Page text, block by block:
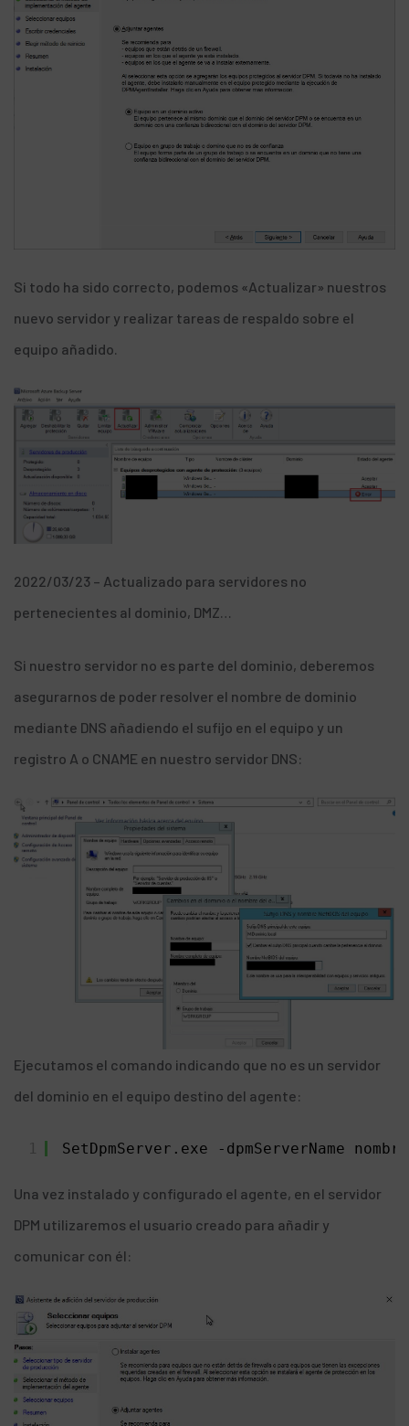
Si todo ha sido correcto, podemos «Actualizar» nuestros
nuevo servidor y realizar tareas de respaldo sobre el
equipo añadido.
2022/03/23 – Actualizado para servidores no
pertenecientes al dominio, DMZ…
Si nuestro servidor no es parte del dominio, deberemos
asegurarnos de poder resolver el nombre de dominio
mediante DNS añadiendo el sufijo en el equipo y un
registro A o CNAME en nuestro servidor DNS:
Ejecutamos el comando indicando que no es un servidor
del dominio en el equipo destino del agente:
1 SetDpmServer.exe -dpmServerName
Una vez instalado y configurado el agente, en el servidor
DPM utilizaremos el usuario creado para añadir y
comunicar con él: